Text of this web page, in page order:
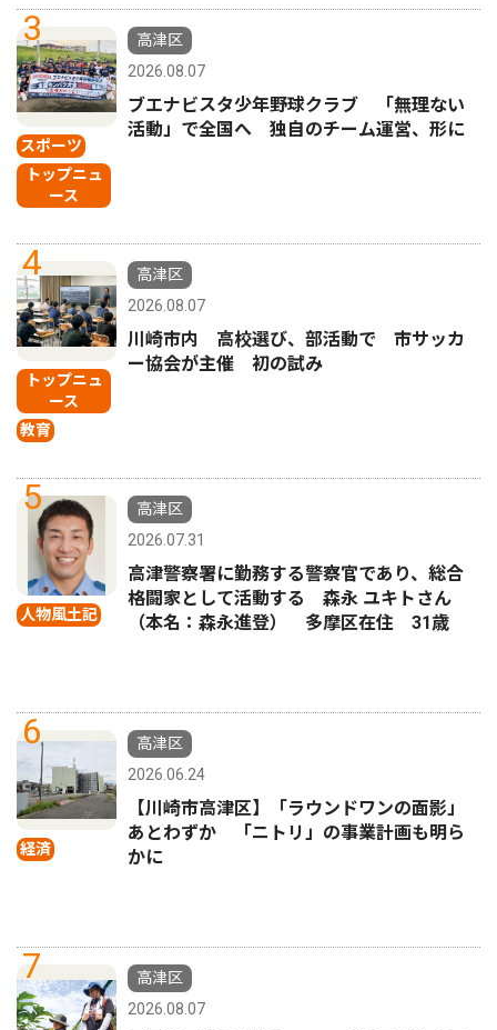
3
スポーツ
トップニュ
ース
高津区
2026.08.07
ブエナビスタ少年野球クラブ 「無理ない
活動」で全国へ 独自のチーム運営、形に
4
トップニュ
ース
教育
高津区
2026.08.07
川崎市内 高校選び、部活動で 市サッカ
ー協会が主催 初の試み
5
人物風土記
高津区
2026.07.31
高津警察署に勤務する警察官であり、総合
格闘家として活動する 森永 ユキトさん
（本名：森永進登） 多摩区在住 31歳
6
経済
高津区
2026.06.24
【川崎市高津区】「ラウンドワンの面影」
あとわずか 「ニトリ」の事業計画も明ら
かに
7
高津区
2026.08.07